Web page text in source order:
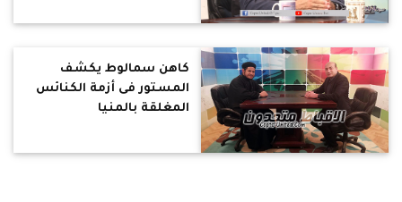
كاهن سمالوط يكشف
المستور فى أزمة الكنائس
المغلقة بالمنيا